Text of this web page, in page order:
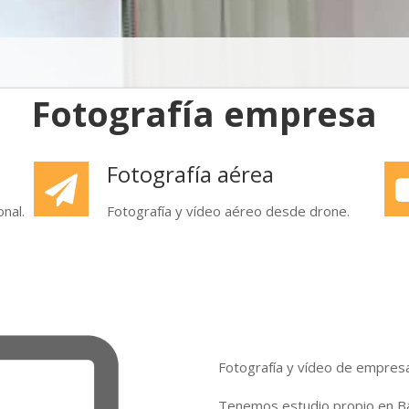
Fotografía empresa
Fotografía aérea
Fotografía y vídeo aéreo desde drone.
Fotografía y vídeo de
Tenemos estudio propio en